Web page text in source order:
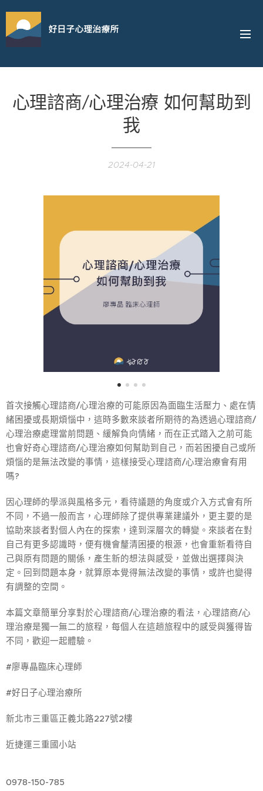
好日子心理治療所
心理諮商/心理治療 如何幫助到
我
2024-04-21
首次接觸心理諮商/心理治療的可能原因為面臨生活壓力、處在情
緒困擾或長期煩惱中，這時多數來談者所期待的為透過心理諮商/
心理治療處理當前問題、緩解負向情緒，而在正式踏入之前可能
也會好奇心理諮商/心理治療如何幫助到自己，而若困擾自己或所
煩惱的是無法改變的事情，這樣接受心理諮商/心理治療會有用
嗎?
因心理師的學派與風格多元，看待議題的角度或介入方式會有所
不同，不過一般而言，心理師除了提供專業建議外，更主要的是
協助來談者對個人內在的探索，達到深層次的轉變。來談者在對
自己有更多認識時，便有機會釐清困擾的根源，也會重新看待自
己與原有問題的關係，產生新的想法與感受，並做出選擇與決
定。回到問題本身，就算原本覺得無法改變的事情，或許也變得
有調整的空間。
本篇文章簡單分享對於心理諮商/心理治療的看法，心理諮商/心
理治療是獨一無二的旅程，每個人在這趟旅程中的感受與獲得皆
不同，歡迎一起體驗。
#廖專晶臨床心理師
#好日子心理治療所
新北市三重區正義北路227號2樓
近捷運三重國小站
0978-150-785